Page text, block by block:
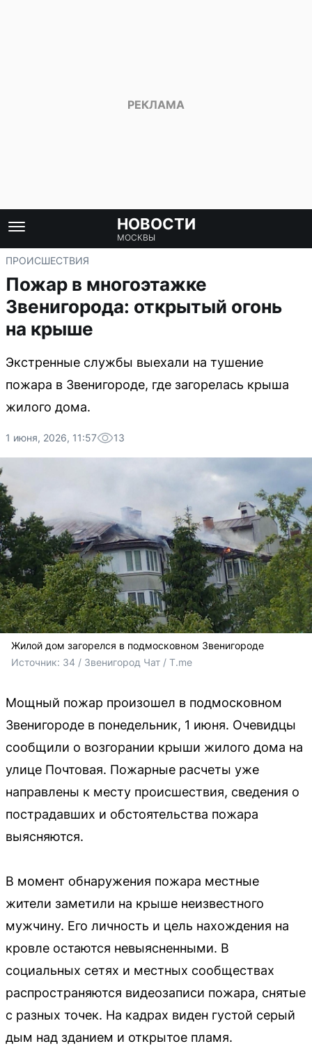
НОВОСТИ
МОСКВЫ
ПРОИСШЕСТВИЯ
Пожар в многоэтажке
Звенигорода: открытый огонь
на крыше
Экстренные службы выехали на тушение
пожара в Звенигороде, где загорелась крыша
жилого дома.
1 июня, 2026, 11:57 13
Жилой дом загорелся в подмосковном Звенигороде
Источник: 34 / Звенигород Чат / T.me
Мощный пожар произошел в подмосковном
Звенигороде в понедельник, 1 июня. Очевидцы
сообщили о возгорании крыши жилого дома на
улице Почтовая. Пожарные расчеты уже
направлены к месту происшествия, сведения о
пострадавших и обстоятельства пожара
выясняются.
В момент обнаружения пожара местные
жители заметили на крыше неизвестного
мужчину. Его личность и цель нахождения на
кровле остаются невыясненными. В
социальных сетях и местных сообществах
распространяются видеозаписи пожара, снятые
с разных точек. На кадрах виден густой серый
дым над зданием и открытое пламя.